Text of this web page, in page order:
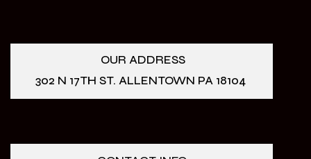
OUR ADDRESS
302 N 17TH ST. ALLENTOWN PA 18104